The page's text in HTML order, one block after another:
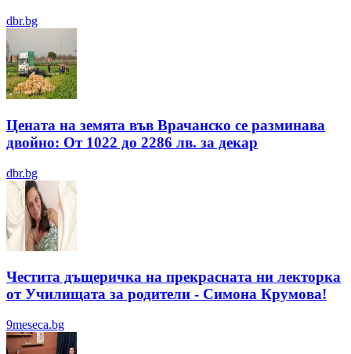
dbr.bg
Цената на земята във Врачанско се разминава
двойно: От 1022 до 2286 лв. за декар
dbr.bg
Честита дъщеричка на прекрасната ни лекторка
от Училищата за родители - Симона Крумова!
9meseca.bg